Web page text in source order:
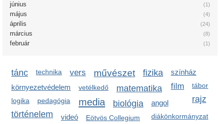
(1)
június
(4)
május
(24)
április
(8)
március
(1)
február
tánc technika vers művészet fizika
környezetvédelem
színház
film tábor
vetélkedő
matematika
rajz
media
logika pedagógia
biológia
történelem
angol
diákönkormányzat
videó
Eötvös Collegium